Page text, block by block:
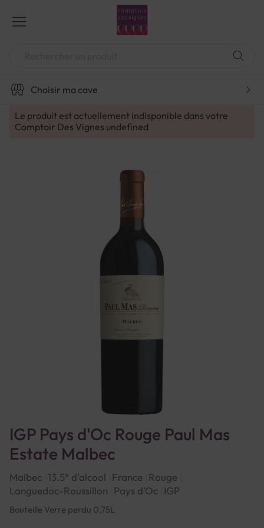
contenu
Choisir ma cave
Le produit est actuellement indisponible dans votre
Comptoir Des Vignes undefined
IGP Pays d'Oc Rouge Paul Mas
Estate Malbec
Malbec 13.5° d'alcool France
Rouge
Languedoc-Roussillon
Pays d'Oc IGP
Bouteille Verre perdu 0,75L